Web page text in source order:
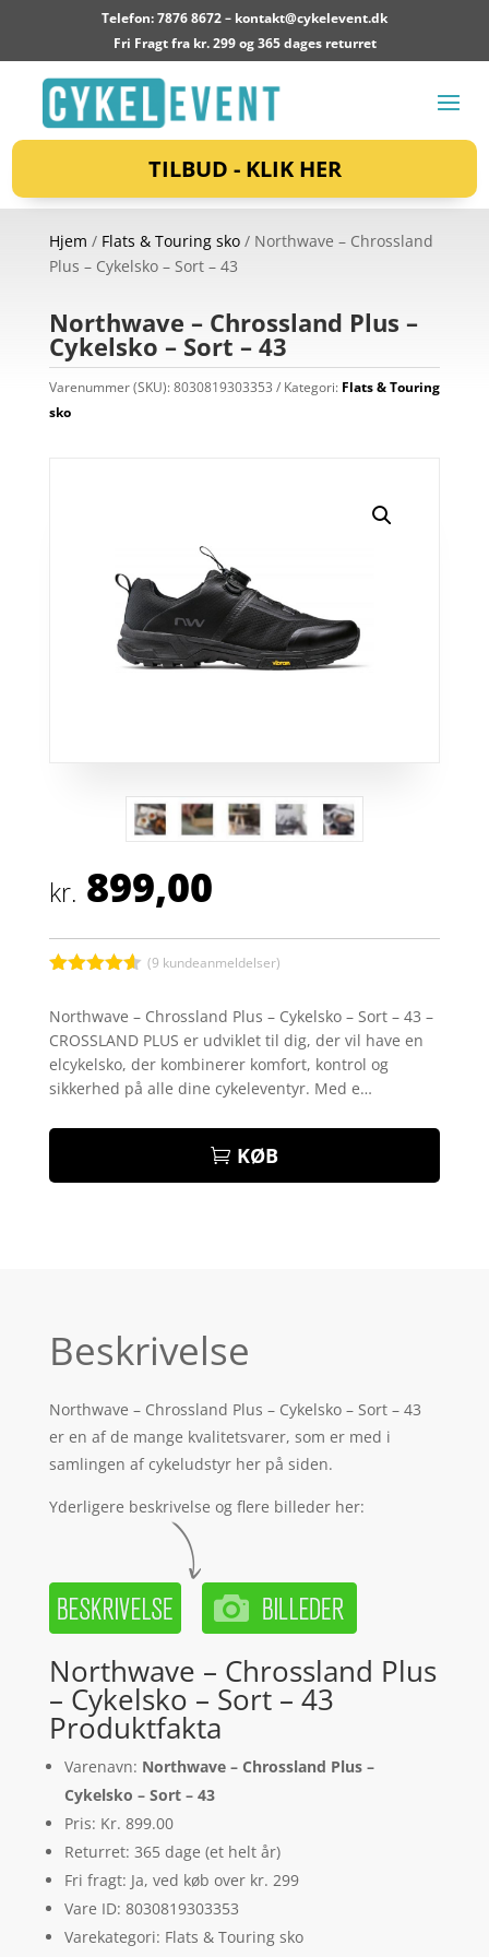
Telefon: 7876 8672 – kontakt@cykelevent.dk
Fri Fragt fra kr. 299 og 365 dages returret
TILBUD - KLIK HER
Hjem / Flats & Touring sko/ Northwave – Chrossland
Plus – Cykelsko – Sort – 43
Northwave – Chrossland Plus –
Cykelsko – Sort – 43
Varenummer (SKU):8030819303353 Kategori: Flats & Touring
sko
kr. 899,00
ud af 5
baseret
på
kundebedø
mmelser
(9 kundeanmeldelser)
Northwave – Chrossland Plus – Cykelsko – Sort – 43 –
CROSSLAND PLUS er udviklet til dig, der vil have en
elcykelsko, der kombinerer komfort, kontrol og
sikkerhed på alle dine cykeleventyr. Med e…
KØB
Beskrivelse
Northwave – Chrossland Plus – Cykelsko – Sort – 43
er en af de mange kvalitetsvarer, som er med i
samlingen af cykeludstyr her på siden.
Yderligere beskrivelse og flere billeder her:
Northwave – Chrossland Plus
– Cykelsko – Sort – 43
Produktfakta
Varenavn: Northwave – Chrossland Plus –
Cykelsko – Sort – 43
Pris: Kr. 899.00
Returret: 365 dage (et helt år)
Fri fragt: Ja, ved køb over kr. 299
Vare ID: 8030819303353
Varekategori: Flats & Touring sko